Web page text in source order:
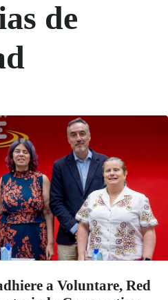
de
a Voluntare, Red